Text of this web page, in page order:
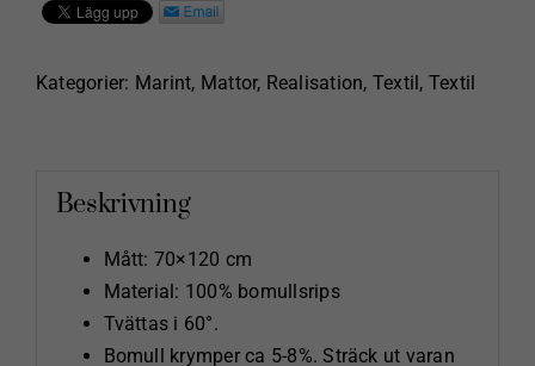
mängd
Kategorier: Marint, Mattor, Realisation, Textil, Textil
Beskrivning
Mått: 70×120 cm
Material: 100% bomullsrips
Tvättas i 60°.
Bomull krymper ca 5-8%. Sträck ut varan